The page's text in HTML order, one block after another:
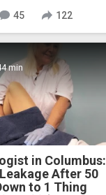
45 122
min
in Columbus:
After 50
to 1 Thing